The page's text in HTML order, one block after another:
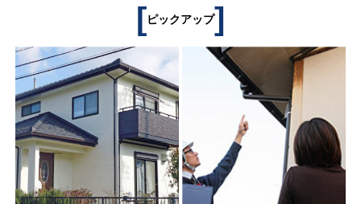
[ピックアップ]